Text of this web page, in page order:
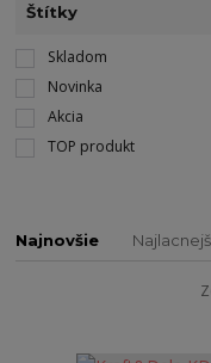
Štítky
Skladom
Novinka
Akcia
TOP produkt
Najnovšie